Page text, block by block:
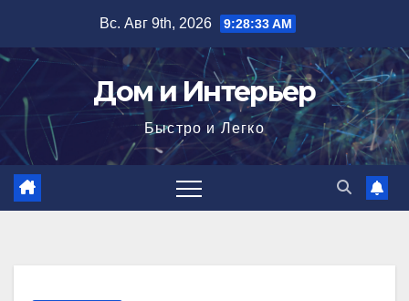
содержимому
Вс. Авг 9th, 2026 9:28:34 AM
Дом и Интерьер
Быстро и Легко